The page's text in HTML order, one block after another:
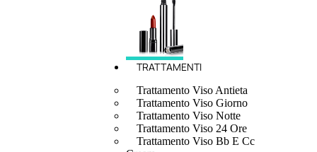
TRATTAMENTI
Trattamento Viso Antieta
Trattamento Viso Giorno
Trattamento Viso Notte
Trattamento Viso 24 Ore
Trattamento Viso Bb E Cc